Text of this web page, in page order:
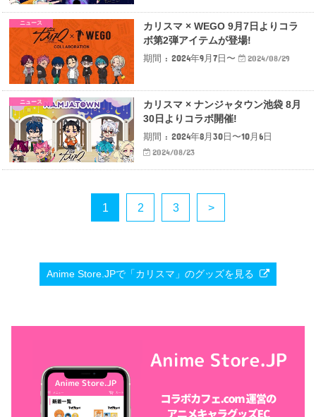
ニュース
カリスマ × WEGO 9月7日よりコラ
ボ第2弾アイテムが登場!
期間 : 2024年9月7日〜
2024/08/29
ニュース
カリスマ × ナンジャタウン池袋 8月
30日よりコラボ開催!
期間 : 2024年8月30日〜10月6日
2024/08/23
1 2 3 >
Anime Store.JPで「カリスマ」のグッズを見る